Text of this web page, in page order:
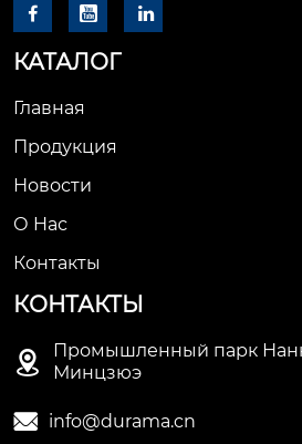
  
КАТАЛОГ
Главная
Продукция
Новости
О Hас
Контакты
КОНТАКТЫ

Промышленный парк
Минцзюэ
 info@durama.cn